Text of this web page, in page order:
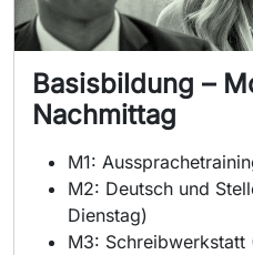
Basisbildung –
Nachmittag
M1:
M2: Deutsch und
Dienstag)
M3: Schreibwerkstatt